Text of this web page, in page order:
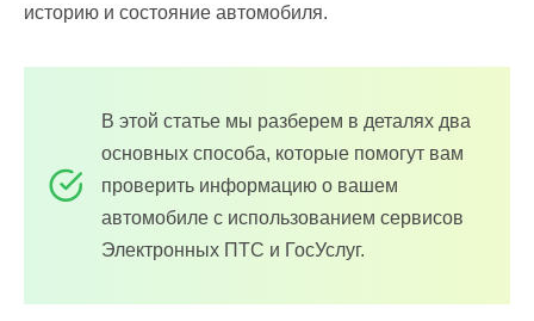
историю и состояние автомобиля.
В этой статье мы разберем в деталях два
основных способа, которые помогут вам
проверить информацию о вашем
автомобиле с использованием сервисов
Электронных ПТС и ГосУслуг.